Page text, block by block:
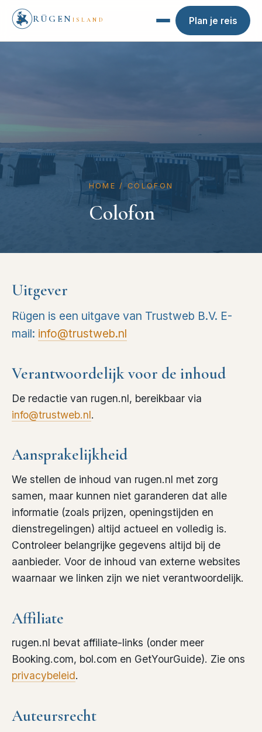
RÜGEN ISLAND Plan je reis
HOME / COLOFON
Colofon
Uitgever
Rügen is een uitgave van Trustweb B.V. E-
mail: info@trustweb.nl
Verantwoordelijk voor de inhoud
De redactie van rugen.nl, bereikbaar via
info@trustweb.nl.
Aansprakelijkheid
We stellen de inhoud van rugen.nl met zorg
samen, maar kunnen niet garanderen dat alle
informatie (zoals prijzen, openingstijden en
dienstregelingen) altijd actueel en volledig is.
Controleer belangrijke gegevens altijd bij de
aanbieder. Voor de inhoud van externe websites
waarnaar we linken zijn we niet verantwoordelijk.
Affiliate
rugen.nl bevat affiliate-links (onder meer
Booking.com, bol.com en GetYourGuide). Zie ons
privacybeleid.
Auteursrecht